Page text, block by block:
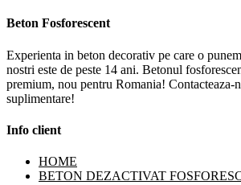
Beton Fosforescent
Experienta in beton decorativ pe care o
nostri este de peste 14 ani. Betonul
premium, nou pentru Romania! Contacteaza-
suplimentare!
Info client
HOME
BETON DEZACTIVAT